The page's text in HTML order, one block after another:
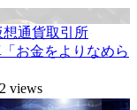
想通貨取引所
お金をよりなめら
2 views